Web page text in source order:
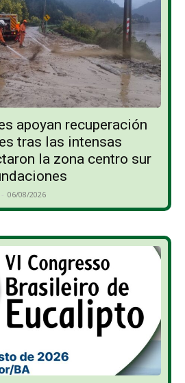
apoyan recuperación
tras las intensas
la zona centro sur
- 06/08/2026